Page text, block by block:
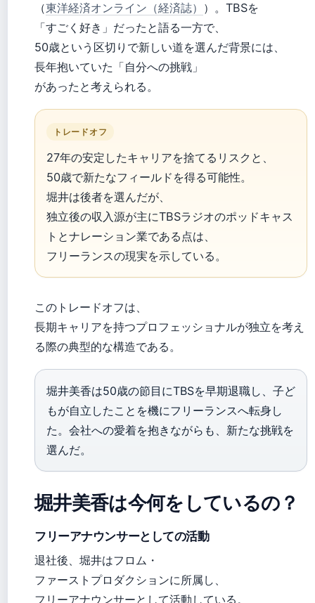
（東洋経済オンライン（経済誌） ）。TBSを
「すごく好き」だったと語る一方で、
50歳という区切りで新しい道を選んだ背景には、
長年抱いていた「自分への挑戦」
があったと考えられる。
トレードオフ
27年の安定したキャリアを捨てるリスクと、
50歳で新たなフィールドを得る可能性。
堀井は後者を選んだが、
独立後の収入源が主にTBSラジオのポッドキャス
トとナレーション業である点は、
フリーランスの現実を示している。
このトレードオフは、
長期キャリアを持つプロフェッショナルが独立を考え
る際の典型的な構造である。
堀井美香は50歳の節目にTBSを早期退職し、子ど
もが自立したことを機にフリーランスへ転身し
た。会社への愛着を抱きながらも、新たな挑戦を
選んだ。
堀井美香は今何をしているの？
フリーアナウンサーとしての活動
退社後、堀井はフロム・
ファーストプロダクションに所属し、
フリーアナウンサーとして活動している。